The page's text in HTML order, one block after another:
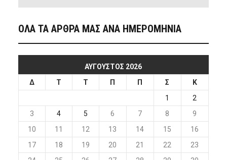
ΟΛΑ ΤΑ ΑΡΘΡΑ ΜΑΣ ΑΝΑ ΗΜΕΡΟΜΗΝΙΑ
ΑΎΓΟΥΣΤΟΣ 2026
Δ
Τ Τ Π Π Σ
Κ
1
2
3
4 5 6 7 8
9
10
11 12 13 14 15
16
17
18 19 20 21 22
23